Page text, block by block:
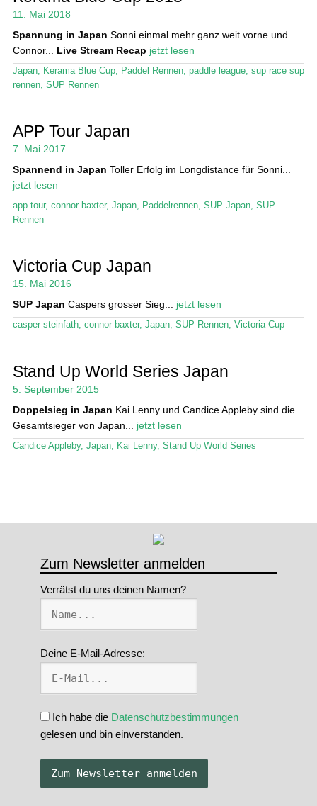
Stand Up Magazin TV
SPOT FINDER
Zum Newsletter anmelden
Verrätst du uns deinen Namen?
Deine E-Mail-Adresse:
Ich habe die Datenschutzbestimmungen
gelesen und bin einverstanden.
11. Mai 2018
Spannung in Japan Sonni einmal mehr ganz weit vorne und
Connor... Live Stream Recap jetzt lesen
Japan, Kerama Blue Cup, Paddel Rennen, paddle league, sup race sup
rennen, SUP Rennen
APP Tour Japan
7. Mai 2017
Spannend in Japan Toller Erfolg im Longdistance für Sonni...
jetzt lesen
app tour, connor baxter, Japan, Paddelrennen, SUP Japan, SUP
Rennen
Victoria Cup Japan
15. Mai 2016
SUP Japan Caspers grosser Sieg... jetzt lesen
casper steinfath, connor baxter, Japan, SUP Rennen, Victoria Cup
Stand Up World Series Japan
5. September 2015
Doppelsieg in Japan Kai Lenny und Candice Appleby sind die
Gesamtsieger von Japan... jetzt lesen
Candice Appleby, Japan, Kai Lenny, Stand Up World Series